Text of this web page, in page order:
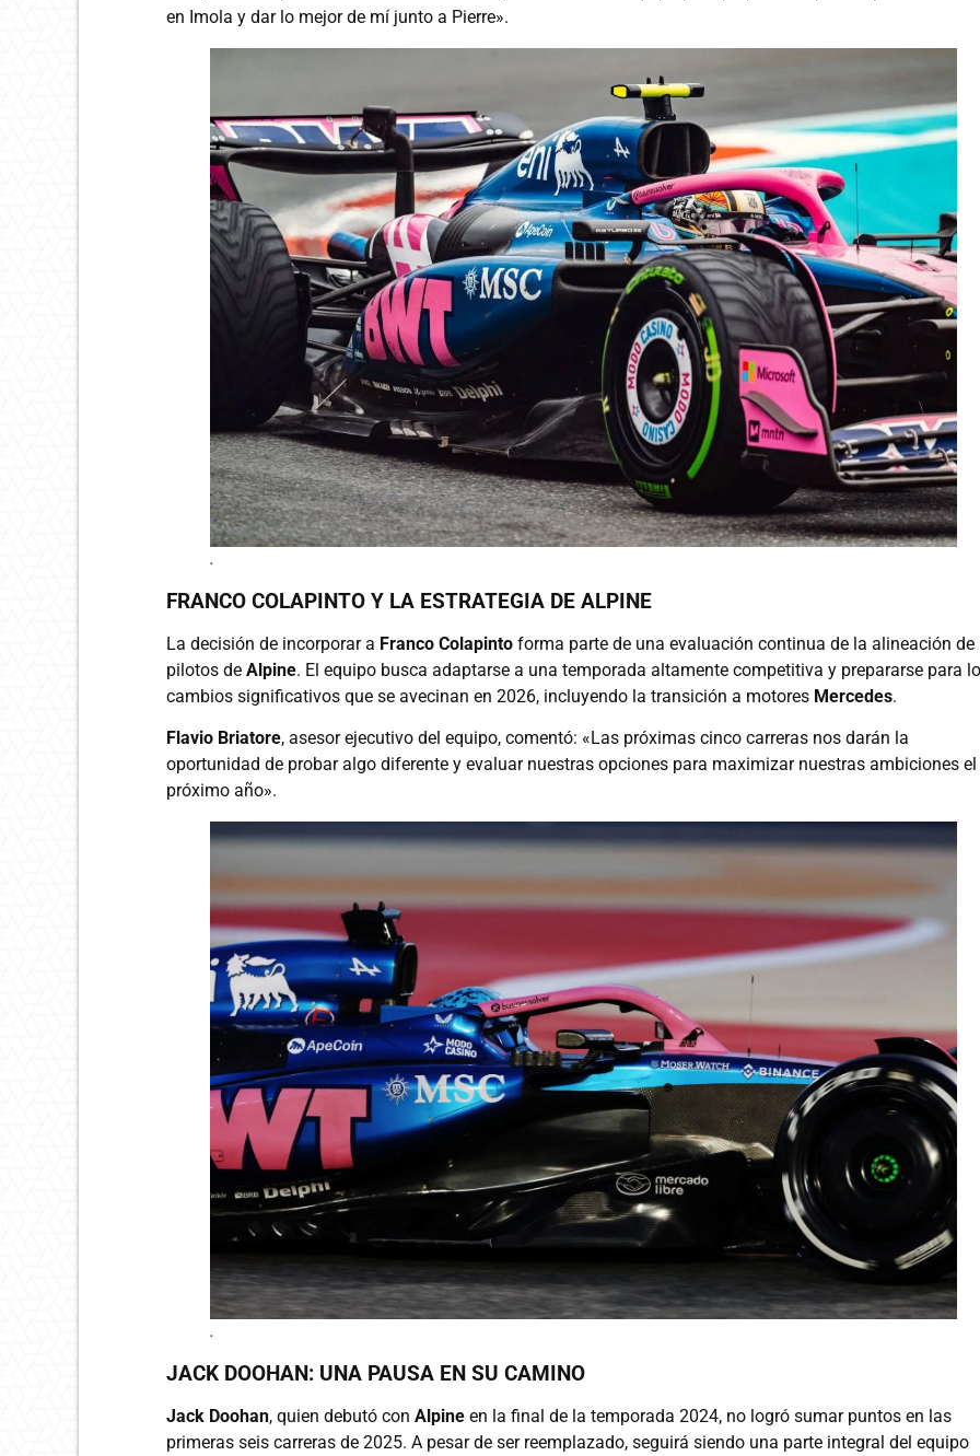
en Imola y dar lo mejor de mí junto a Pierre».
.
FRANCO COLAPINTO Y LA ESTRATEGIA DE ALPINE
La decisión de incorporar a Franco Colapinto forma parte de una evaluación continua de la alineación de
pilotos de Alpine. El equipo busca adaptarse a una temporada altamente competitiva y prepararse para
cambios significativos que se avecinan en 2026, incluyendo la transición a motores Mercedes.
Flavio Briatore, asesor ejecutivo del equipo, comentó: «Las próximas cinco carreras nos darán la
oportunidad de probar algo diferente y evaluar nuestras opciones para maximizar nuestras ambiciones el
próximo año».
.
JACK DOOHAN: UNA PAUSA EN SU CAMINO
Jack Doohan, quien debutó con Alpine en la final de la temporada 2024, no logró sumar puntos en las
primeras seis carreras de 2025. A pesar de ser reemplazado, seguirá siendo una parte integral del equipo